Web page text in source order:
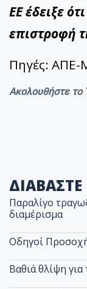
ΕΕ έδειξε
επιστροφή
Πηγές:
Ακολουθήστε το
ΔΙΑΒΑΣΤΕ
Παραλίγο
διαμέρισμα
Οδηγοί
Βαθιά θλίψη